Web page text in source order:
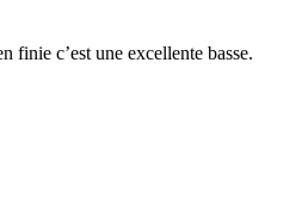
finie c’est une excellente basse.